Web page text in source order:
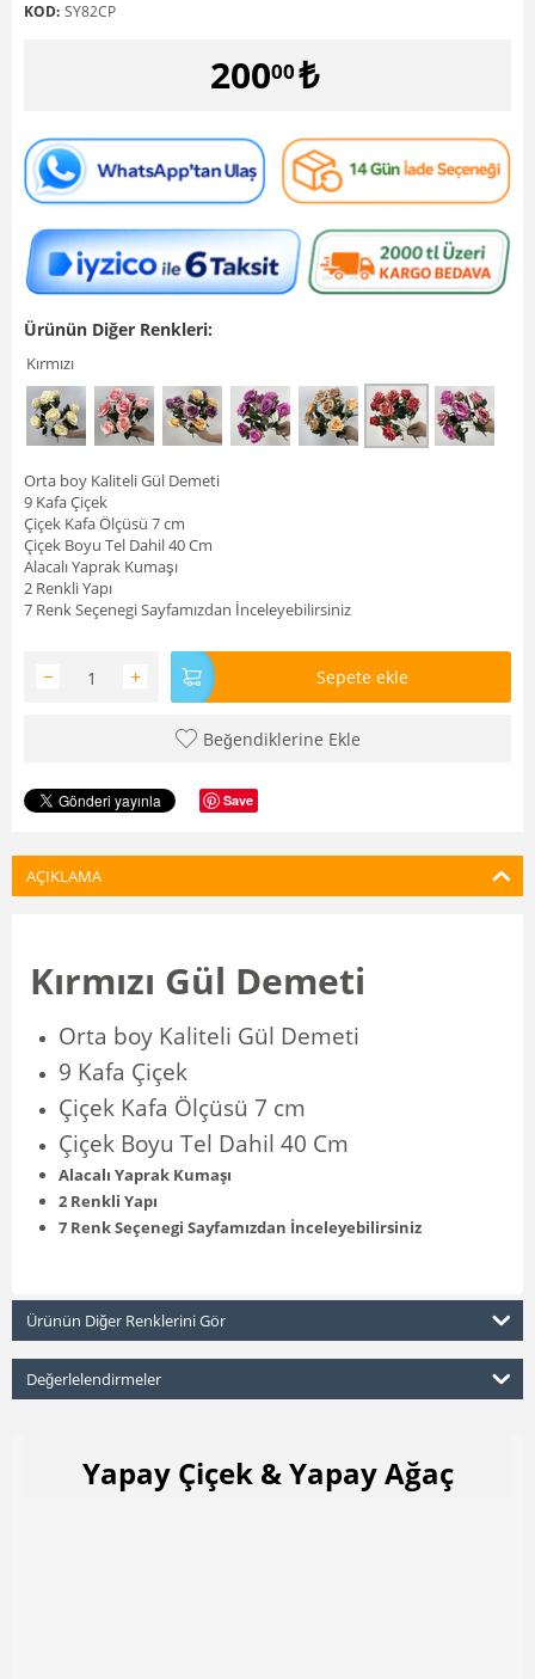
KOD: SY82CP
20000₺
Ürünün Diğer Renkleri:
Kırmızı
Orta boy Kaliteli Gül Demeti
9 Kafa Çiçek
Çiçek Kafa Ölçüsü 7 cm
Çiçek Boyu Tel Dahil 40 Cm
Alacalı Yaprak Kumaşı
2 Renkli Yapı
7 Renk Seçenegi Sayfamızdan İnceleyebilirsiniz
+
− Sepete ekle
Beğendiklerine Ekle
Save
AÇIKLAMA
Kırmızı Gül Demeti
Orta boy Kaliteli Gül Demeti
9 Kafa Çiçek
Çiçek Kafa Ölçüsü 7 cm
Çiçek Boyu Tel Dahil 40 Cm
Alacalı Yaprak Kumaşı
2 Renkli Yapı
7 Renk Seçenegi Sayfamızdan İnceleyebilirsiniz
Ürünün Diğer Renklerini Gör
Değerlelendirmeler
Yapay Çiçek & Yapay Ağaç